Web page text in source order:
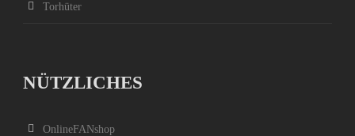
Torhüter
NÜTZLICHES
OnlineFANshop